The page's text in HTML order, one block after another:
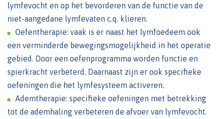
lymfevocht en op het bevorderen van de functie van de
niet-aangedane lymfevaten c.q. klieren.
Oefentherapie: vaak is er naast het lymfoedeem ook
een verminderde bewegingsmogelijkheid in het operatie
gebied. Door een oefenprogramma worden functie en
spierkracht verbeterd. Daarnaast zijn er ook specifieke
oefeningen die het lymfesysteem activeren.
Ademtherapie: specifieke oefeningen met betrekking
tot de ademhaling verbeteren de afvoer van lymfevocht.